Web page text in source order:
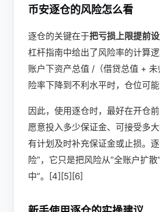
币安逐仓的风险怎么看
逐仓的关键在于把亏损上限提前
杠杆指南中给出了风险率的计算
账户下资产总值 /（借贷总值 +
险率下降到不利水平时，仓位可
因此，使用逐仓时，最好在开仓
愿意投入多少保证金、可接受多
有计划及时补充保证金或止损。
险”，它只是把风险从“全账户扩
中”。[4][5][6]